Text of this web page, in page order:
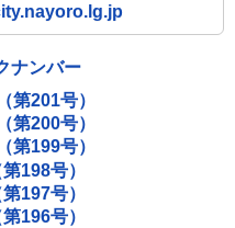
ナンバー
第201号）
第200号）
第199号）
198号）
197号）
196号）